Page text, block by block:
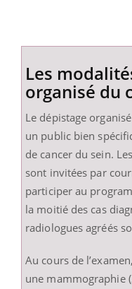
Les
organisé du
Le dépistage
un public bien
de cancer du sein.
sont invitées par
participer au
la moitié des cas
radiologues agréés
Au cours de
une mammographie